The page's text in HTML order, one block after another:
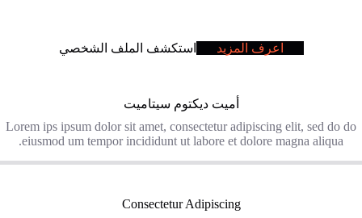
اعرف المزيد استكشف الملف الشخصي
أميت ديكتوم سيتاميت
Lorem ips ipsum dolor sit amet, consectetur adipiscing elit, sed do do
eiusmod um tempor incididunt ut labore et dolore magna aliqua.
Consectetur Adipiscing